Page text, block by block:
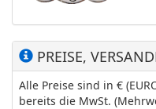
PREISE,
Alle Preise sind in €
bereits die MwSt.